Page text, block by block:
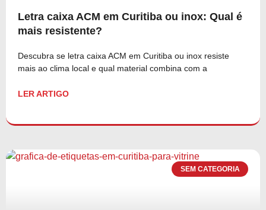
Letra caixa ACM em Curitiba ou inox: Qual é
mais resistente?
Descubra se letra caixa ACM em Curitiba ou inox resiste
mais ao clima local e qual material combina com a
LER ARTIGO
SEM CATEGORIA